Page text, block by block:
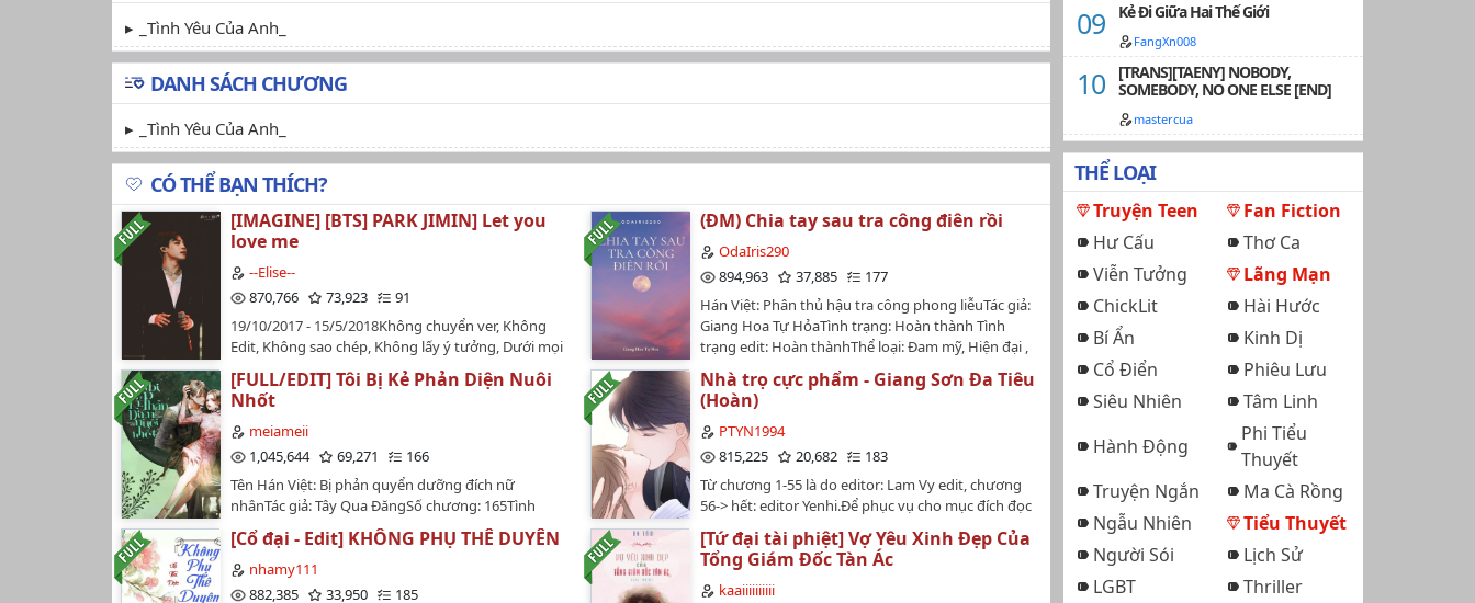
_Tình Yêu Của Anh_
DANH SÁCH CHƯƠNG
_Tình Yêu Của Anh_
CÓ THỂ BẠN THÍCH?
[IMAGINE] [BTS] PARK JIMIN] Let you
love me
--Elise--
870,766
73,923
91
19/10/2017 - 15/5/2018Không chuyển ver, Không
Edit, Không sao chép, Không lấy ý tưởng, Dưới mọi
(ĐM) Chia tay sau tra công điên rồi
OdaIris290
894,963
37,885
177
Hán Việt: Phân thủ hậu tra công phong liễuTác giả:
Giang Hoa Tự HỏaTình trạng: Hoàn thành Tình
trạng edit: Hoàn thànhThể loại: Đam mỹ, Hiện đại ,
HE, Tình cảm , Song khiết 🕊️ , Hào môn thế gia,
Ngược luyến , Giới giải trí, Nhiều CP , 1v1----------------
-----------1, Trước ngược thụ sau ngược công, HE,
song khiết (chỉ phương diện thân thể)2, Truyện
nhiều CP phụ, ai không thích vui lòng CLICK BACK.
[FULL/EDIT] Tôi Bị Kẻ Phản Diện Nuôi
Nhốt
meiameii
1,045,644
69,271
166
Tên Hán Việt: Bị phản quyển dưỡng đích nữ
nhânTác giả: Tây Qua ĐăngSố chương: 165Tình
trạng cv: hoàn thành Tình trạng edit: hoàn
thànhThể loại: Nguyên sang, ngôn tình, cổ đại, hiện
đại, HE, tình cảm, tiên hiệp, tu chân, ngọt sủng, hệ
thống, xuyên sách, kiếp trước kiếp này, thiên chi
Nhà trọ cực phẩm - Giang Sơn Đa Tiêu
(Hoàn)
PTYN1994
815,225
20,682
183
Từ chương 1-55 là do editor: Lam Vy edit, chương
56-> hết: editor Yenhi.Để phục vụ cho mục đích đọc
truyện offline nên mình đăng truyện lên
wattpad.Văn án:Mệt bở hơi tai mới tìm được một
công việc đúng như mong muốn.Nào ngờ đâu
ngày đầu tiên đi làm đã bị "hãm hiếp".Sau khi mọi
[Cổ đại - Edit] KHÔNG PHỤ THÊ DUYÊN
nhamy111
882,385
33,950
185
[Tứ đại tài phiệt] Vợ Yêu Xinh Đẹp Của
Tổng Giám Đốc Tàn Ác
kaaiiiiiiiiii
Kẻ Đi Giữa Hai Thế Giới
FangXn008
[TRANS][TAENY] NOBODY,
SOMEBODY, NO ONE ELSE [END]
mastercua
THỂ LOẠI
Truyện Teen
Fan Fiction
Hư Cấu
Thơ Ca
Viễn Tưởng
Lãng Mạn
ChickLit
Hài Hước
Bí Ẩn
Kinh Dị
Cổ Điển
Phiêu Lưu
Siêu Nhiên
Tâm Linh
Hành Động
Phi Tiểu
Thuyết
Truyện Ngắn
Ma Cà Rồng
Ngẫu Nhiên
Tiểu Thuyết
Người Sói
Lịch Sử
LGBT
Thriller